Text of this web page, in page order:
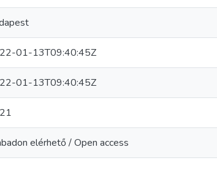
01-13T09:40:45Z
01-13T09:40:45Z
elérhető / Open access